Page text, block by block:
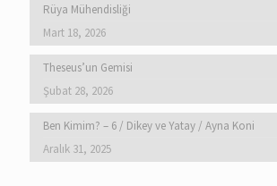
Rüya Mühendisliği
Mart 18, 2026
Theseus’un Gemisi
Şubat 28, 2026
Ben Kimim? – 6 / Dikey ve Yatay / Ayna Koni
Aralık 31, 2025